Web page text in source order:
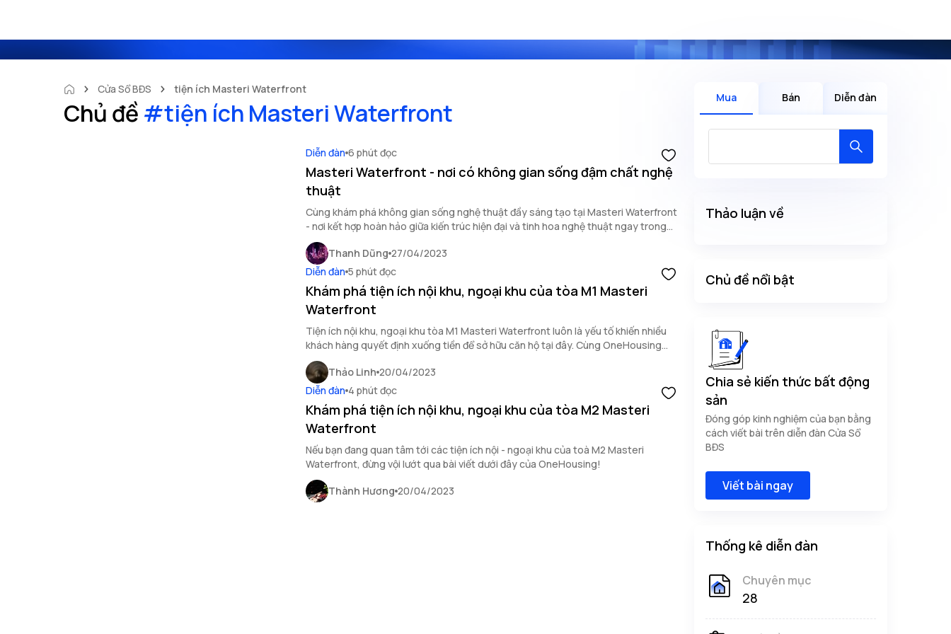
Cửa Sổ BĐS tiện ích Masteri Waterfront
Chủ đề #tiện ích Masteri Waterfront
Diễn đàn 6 phút đọc
Masteri Waterfront - nơi có không gian sống đậm chất nghệ
thuật
Cùng khám phá không gian sống nghệ thuật đầy sáng tạo tại Masteri Waterfront
- nơi kết hợp hoàn hảo giữa kiến trúc hiện đại và tinh hoa nghệ thuật ngay trong
bài viết này.
Thanh Dũng 27/04/2023
Diễn đàn 5 phút đọc
Khám phá tiện ích nội khu, ngoại khu của tòa M1 Masteri
Waterfront
Tiện ích nội khu, ngoại khu tòa M1 Masteri Waterfront luôn là yếu tố khiến nhiều
khách hàng quyết định xuống tiền để sở hữu căn hộ tại đây. Cùng OneHousing
tìm hiểu về các tiện ích nổi bật tại M1 Masteri Waterfront trong bài viết này.
Thảo Linh 20/04/2023
Diễn đàn 4 phút đọc
Khám phá tiện ích nội khu, ngoại khu của tòa M2 Masteri
Waterfront
Nếu bạn đang quan tâm tới các tiện ích nội - ngoại khu của toà M2 Masteri
Waterfront, đừng vội lướt qua bài viết dưới đây của OneHousing!
Thành Hương 20/04/2023
Mua Bán Diễn đàn
Thảo luận về
Chủ đề nổi bật
Chia sẻ kiến thức bất động
sản
Đóng góp kinh nghiệm của bạn bằng
cách viết bài trên diễn đàn Cửa Sổ
BĐS
Viết bài ngay
Thống kê diễn đàn
Chuyên mục
28